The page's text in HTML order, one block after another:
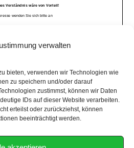
verwalten
bieten, verwenden wir Technologien wie
zu speichern und/oder darauf
zustimmst, können wir Daten
IDs auf dieser Website verarbeiten.
erteilst oder zurückziehst, können
beeinträchtigt werden.